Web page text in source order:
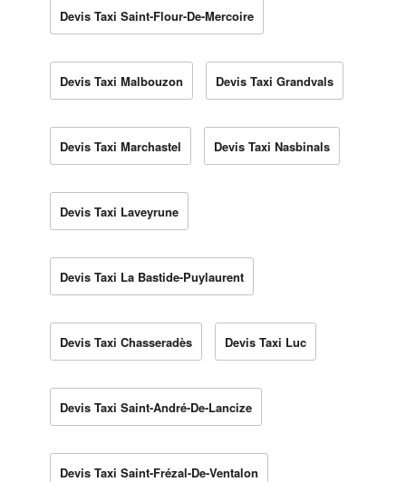
Devis Taxi Saint-Flour-De-Mercoire
Devis Taxi Malbouzon Devis Taxi Grandvals
Devis Taxi Marchastel Devis Taxi Nasbinals
Devis Taxi Laveyrune
Devis Taxi La Bastide-Puylaurent
Devis Taxi Chasseradès Devis Taxi Luc
Devis Taxi Saint-André-De-Lancize
Devis Taxi Saint-Frézal-De-Ventalon